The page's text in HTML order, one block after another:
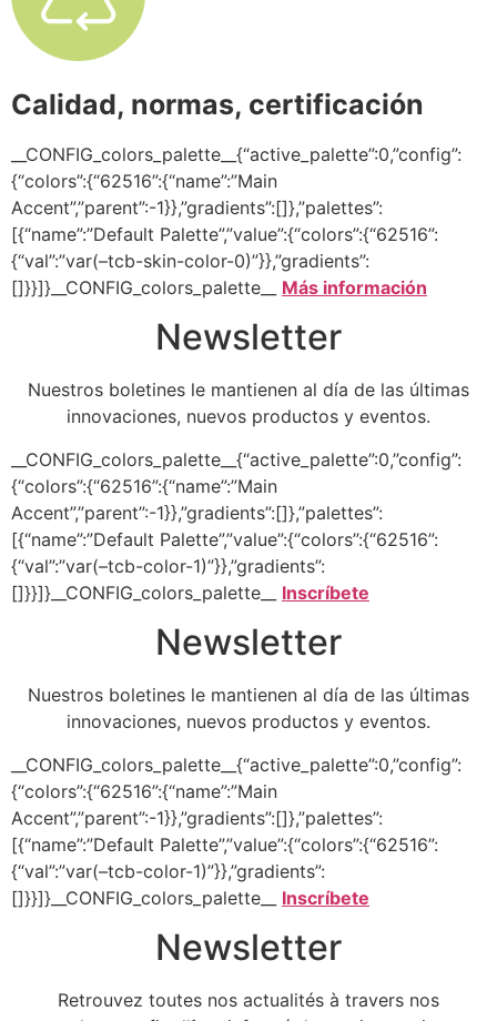
Calidad, normas, certificación
__CONFIG_colors_palette__{“active_palette”:0,”config”:
{“colors”:{“62516”:{“name”:”Main
Accent”,”parent”:-1}},”gradients”:[]},”palettes”:
[{“name”:”Default Palette”,”value”:{“colors”:{“62516”:
{“val”:”var(–tcb-skin-color-0)”}},”gradients”:
[]}}]}__CONFIG_colors_palette__ Más información
Newsletter
Nuestros boletines le mantienen al día de las últimas
innovaciones, nuevos productos y eventos.
__CONFIG_colors_palette__{“active_palette”:0,”config”:
{“colors”:{“62516”:{“name”:”Main
Accent”,”parent”:-1}},”gradients”:[]},”palettes”:
[{“name”:”Default Palette”,”value”:{“colors”:{“62516”:
{“val”:”var(–tcb-color-1)”}},”gradients”:
[]}}]}__CONFIG_colors_palette__ Inscríbete
Newsletter
Nuestros boletines le mantienen al día de las últimas
innovaciones, nuevos productos y eventos.
__CONFIG_colors_palette__{“active_palette”:0,”config”:
{“colors”:{“62516”:{“name”:”Main
Accent”,”parent”:-1}},”gradients”:[]},”palettes”:
[{“name”:”Default Palette”,”value”:{“colors”:{“62516”:
{“val”:”var(–tcb-color-1)”}},”gradients”:
[]}}]}__CONFIG_colors_palette__ Inscríbete
Newsletter
Retrouvez toutes nos actualités à travers nos